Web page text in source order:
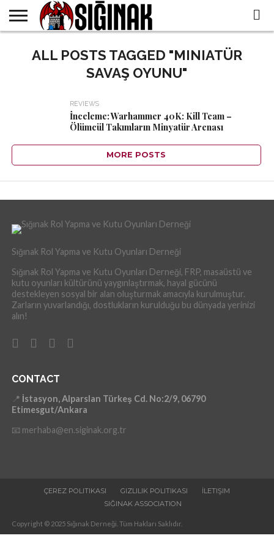
WE
ARE
ALL
CONTENTS
IN THE
PRESS
TRALL POSTS TAGGED "MINIATÜR
SAVAŞ OYUNU"
REVIEWS
İnceleme: Warhammer 40K: Kill Team –
Ölümcül Takımların Minyatür Arenası
MORE POSTS
Sığınak Rol Yapma ve Kutu Oyunları Derneği
Sığınak Rol Yapma ve Kutu Oyunları Derneği, FRP, masaüstü ve
kutu oyunları kültürünü yaygınlaştırmak, hayal gücünü
destekleyen sosyal bir alan oluşturmak amacıyla kurulmuştur.
Zarların yuvarlandığı, dostlukların kurulduğu bu dünyada yerinizi
alın!
CONTACT
📍 İstasyon, Alparslan Türkeş Cd. No:2/9, 06790
Etimesgut/Ankara
📧 merhaba@en.siginak.org.tr
ÇEREZ POLITIKASI GIZLILIK POLITIKASI
İLETIŞIM
SIĞINAK ASSOCIATION
Copyright © 2025 Sığınak Derneği. Tüm Hakları Saklıdır.